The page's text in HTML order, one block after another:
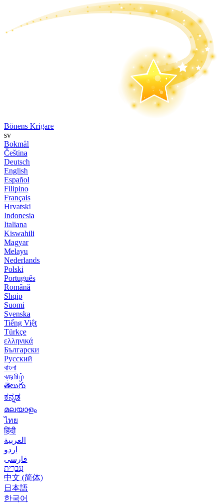
Bönens Krigare
sv
Bokmål
Čeština
Deutsch
English
Español
Filipino
Français
Hrvatski
Indonesia
Italiana
Kiswahili
Magyar
Melayu
Nederlands
Polski
Português
Română
Shqip
Suomi
Svenska
Tiếng Việt
Türkçe
ελληνικά
Български
Русский
বাংলা
বதமிழ்
తెలుగు
ಕನ್ನಡ
മലയാളം
ไทย
हिंदी
العربية
اردو
فارسی
עִברִית
中文 (简体)
日本語
한국어